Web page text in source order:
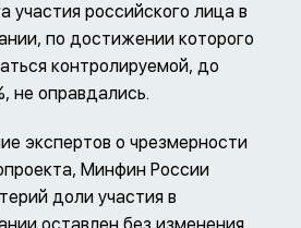
участия российского лица в
по достижении которого
контролируемой, до
не оправдались.
экспертов о чрезмерности
Минфин России
доли участия в